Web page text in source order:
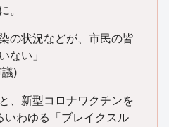
。
の状況などが、市民の皆
ない」
)
、新型コロナワクチンを
いわゆる「ブレイクスル